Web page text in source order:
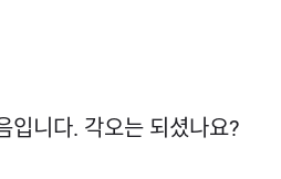
입니다. 각오는 되셨나요?